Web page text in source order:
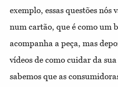
exemplo, essas questões nós
num cartão, que é como um
acompanha a peça, mas
vídeos de como cuidar da
sabemos que as